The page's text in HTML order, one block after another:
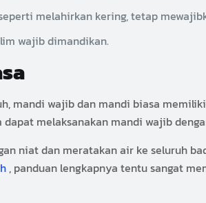
melahirkan kering, tetap
wajib dimandikan.
mandi wajib dan mandi biasa
melaksanakan mandi wajib
niat dan meratakan air ke seluruh
, panduan lengkapnya tentu sangat